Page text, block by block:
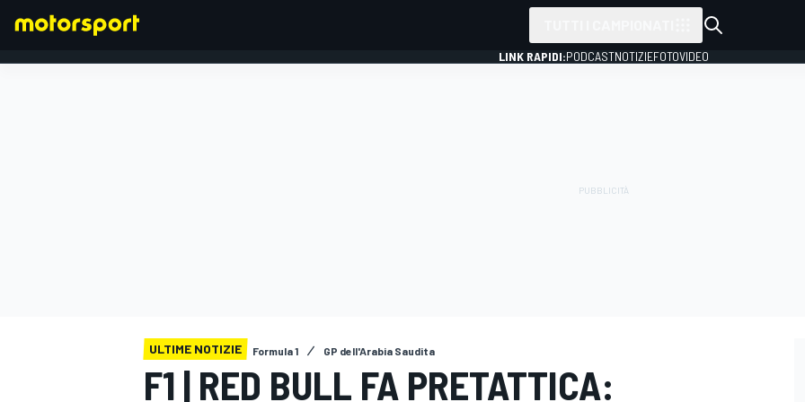
LINK RAPIDI:PODCASTNOTIZIEFOTOVIDEO
ULTIME NOTIZIE Formula 1 GP dell'Arabia Saudita
F1 | RED BULL FA PRETATTICA: